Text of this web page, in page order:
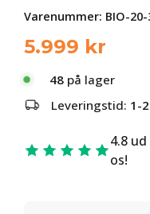
Varenummer: BIO-20-
5.999 kr
48 på lager
Leveringstid: 1-
4.8
os!